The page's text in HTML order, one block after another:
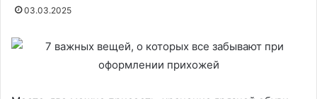
03.03.2025